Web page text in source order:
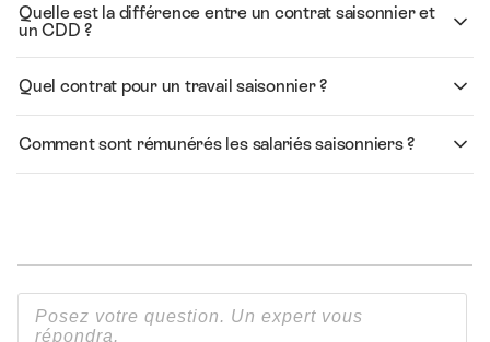
Quelle est la différence entre un contrat saisonnier et
un CDD ?
Quel contrat pour un travail saisonnier ?
Comment sont rémunérés les salariés saisonniers ?